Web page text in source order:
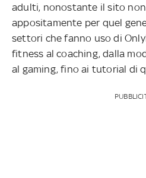
adulti, nonostante il sito
appositamente per quel
settori che fanno uso di
fitness al coaching, dalla
al gaming, fino ai tutorial di